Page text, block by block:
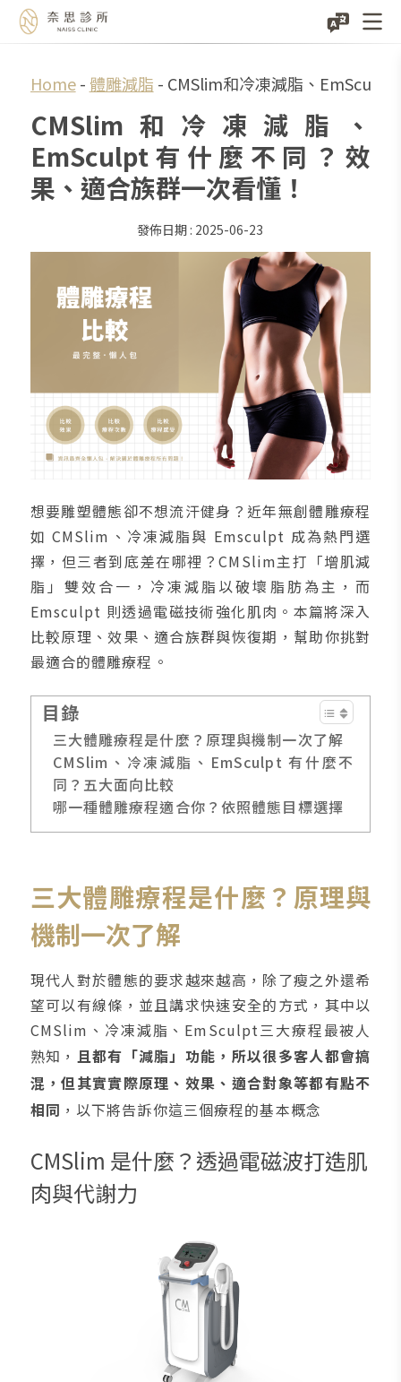
content
Home- 體雕減脂 - CMSlim和冷凍減脂、EmSculpt
CMSlim和冷凍減脂、
EmSculpt有什麼不同？效
果、適合族群一次看懂！
2025-06-23
想要雕塑體態卻不想流汗健身？近年無創體雕療程
如 CMSlim、冷凍減脂與 Emsculpt 成為熱門選
擇，但三者到底差在哪裡？CMSlim主打「增肌減
脂」雙效合一，冷凍減脂以破壞脂肪為主，而
Emsculpt 則透過電磁技術強化肌肉。本篇將深入
比較原理、效果、適合族群與恢復期，幫助你挑對
最適合的體雕療程。
目錄
三大體雕療程是什麼？原理與機制一次了解
CMSlim、冷凍減脂、EmSculpt 有什麼不
同？五大面向比較
哪一種體雕療程適合你？依照體態目標選擇
三大體雕療程是什麼？原理與
機制一次了解
現代人對於體態的要求越來越高，除了瘦之外還希
望可以有線條，並且講求快速安全的方式，其中以
CMSlim、冷凍減脂、EmSculpt三大療程最被人
熟知， 且都有「減脂」功能，所以很多客人都會搞
混，但其實實際原理、效果、適合對象等都有點不
相同 ，以下將告訴你這三個療程的基本概念
CMSlim 是什麼？透過電磁波打造肌
肉與代謝力